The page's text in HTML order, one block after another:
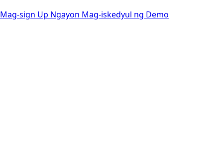
Mag-sign Up Ngayon Mag-iskedyul ng Demo